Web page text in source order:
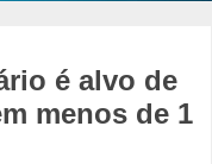
é alvo de
menos de 1